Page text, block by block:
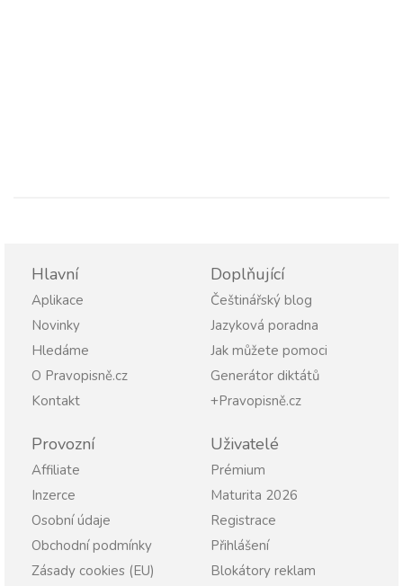
Hlavní
Aplikace
Novinky
Hledáme
O Pravopisně.cz
Kontakt
Doplňující
Češtinářský blog
Jazyková poradna
Jak můžete pomoci
Generátor diktátů
+Pravopisně.cz
Provozní
Affiliate
Inzerce
Osobní údaje
Obchodní podmínky
Zásady cookies (EU)
Uživatelé
Prémium
Maturita 2026
Registrace
Přihlášení
Blokátory reklam